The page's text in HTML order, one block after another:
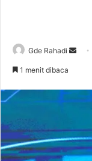
Gde Rahadi
e
m
1 menit dibaca